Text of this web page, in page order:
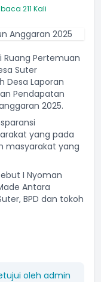
211 Kali
Ruang Pertemuan
Suter
Desa Laporan
Pendapatan
2025.
yang pada
masyarakat yang
I Nyoman
Antara
BPD dan tokoh
oleh admin